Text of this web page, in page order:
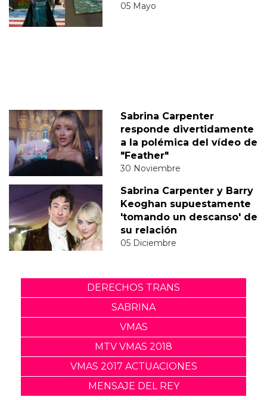
05 Mayo
Sabrina Carpenter
responde divertidamente
a la polémica del vídeo de
"Feather"
30 Noviembre
Sabrina Carpenter y Barry
Keoghan supuestamente
'tomando un descanso' de
su relación
05 Diciembre
DERECHOS TRANS
SABRINA
VMAS
MTV VMAS 2018
VMAS 2017 ACTUACIONES
MENSAJE DEL REY